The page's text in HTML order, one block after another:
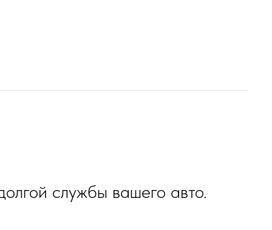
службы вашего авто.